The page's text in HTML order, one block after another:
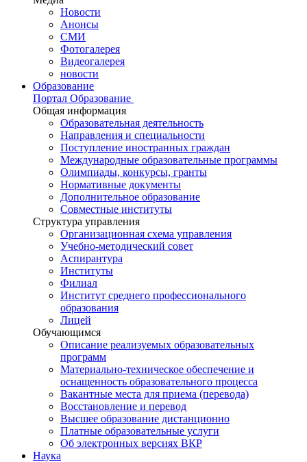
Новости
Анонсы
СМИ
Фотогалерея
Видеогалерея
новости
Образование
Портал Образование
Общая информация
Образовательная деятельность
Направления и специальности
Поступление иностранных граждан
Международные образовательные программы
Олимпиады, конкурсы, гранты
Нормативные документы
Дополнительное образование
Совместные институты
Структура управления
Организационная схема управления
Учебно-методический совет
Аспирантура
Институты
Филиал
Институт среднего профессионального
образования
Лицей
Обучающимся
Описание реализуемых образовательных
программ
Материально-техническое обеспечение и
оснащенность образовательного процесса
Вакантные места для приема (перевода)
Восстановление и перевод
Высшее образование дистанционно
Платные образовательные услуги
Об электронных версиях ВКР
Наука